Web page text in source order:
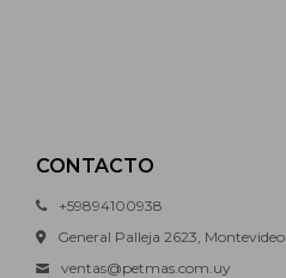
CONTACTO
+59894100938
General Palleja 2623, Montevideo
ventas@petmas.com.uy